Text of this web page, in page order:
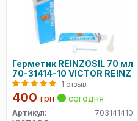
Европе. Обращайте
надпись “Febi Germany”
оригинальность и
отсутствие
свидетельствовать о
Сайт: febi.com
Герметик REINZOSIL 70 мл
70-31414-10 VICTOR REINZ
1 отзыв
400 грн сегодня
Артикул:
703141410